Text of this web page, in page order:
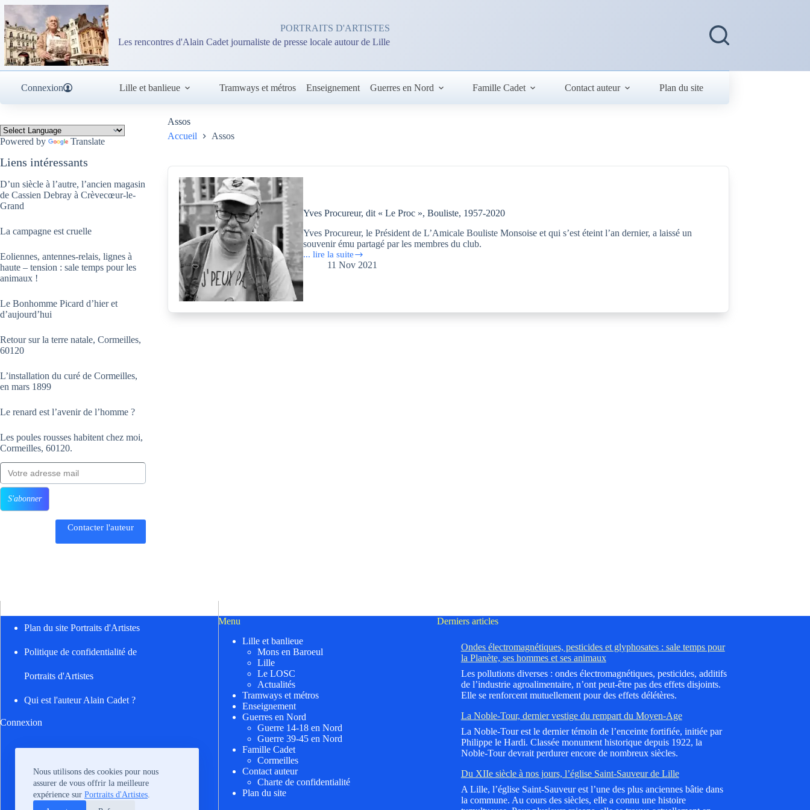
Passer
contenu
Nous utilisons des cookies pour nous
assurer de vous offrir la meilleure
expérience sur Portraits d'Artistes.
PORTRAITS D'ARTISTES
Les rencontres d'Alain Cadet journaliste de presse locale autour de Lille
Connexion Lille et banlieue Tramways et métros Enseignement Guerres en Nord Famille Cadet Contact auteur Plan du site
Assos
Accueil
Assos
Yves Procureur, dit « Le Proc », Bouliste, 1957-2020
Yves Procureur, le Président de L’Amicale Bouliste Monsoise et qui s’est éteint l’an dernier, a laissé un
souvenir ému partagé par les membres du club.
... lire la suite
Yves
Procureur,
dit
« Le
Proc »,
11 Nov 2021
Powered by Translate
Liens intéressants
D’un siècle à l’autre, l’ancien magasin
de Cassien Debray à Crèvecœur-le-
Grand
La campagne est cruelle
Eoliennes, antennes-relais, lignes à
haute – tension : sale temps pour les
animaux !
Le Bonhomme Picard d’hier et
d’aujourd’hui
Retour sur la terre natale, Cormeilles,
60120
L’installation du curé de Cormeilles,
en mars 1899
Le renard est l’avenir de l’homme ?
Les poules rousses habitent chez moi,
Cormeilles, 60120.
Votre adresse mail
S'abonner
Contacter l'auteur
Plan du site Portraits d'Artistes
Politique de confidentialité de
Portraits d'Artistes
Qui est l'auteur Alain Cadet ?
Connexion
Menu
Lille et banlieue
Mons en Baroeul
Lille
Le LOSC
Actualités
Tramways et métros
Enseignement
Guerres en Nord
Guerre 14-18 en Nord
Guerre 39-45 en Nord
Famille Cadet
Cormeilles
Contact auteur
Charte de confidentialité
Plan du site
Derniers articles
Ondes électromagnétiques, pesticides et glyphosates : sale temps pour
la Planète, ses hommes et ses animaux
Les pollutions diverses : ondes électromagnétiques, pesticides, additifs
de l’industrie agroalimentaire, n’ont peut-être pas des effets disjoints.
Elle se renforcent mutuellement pour des effets délétères.
La Noble-Tour, dernier vestige du rempart du Moyen-Age
La Noble-Tour est le dernier témoin de l’enceinte fortifiée, initiée par
Philippe le Hardi. Classée monument historique depuis 1922, la
Noble-Tour devrait perdurer encore de nombreux siècles.
Du XIIe siècle à nos jours, l’église Saint-Sauveur de Lille
A Lille, l’église Saint-Sauveur est l’une des plus anciennes bâtie dans
la commune. Au cours des siècles, elle a connu une histoire